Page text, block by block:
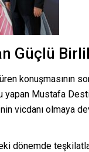
Güçlü
konuşmasının
yapan Mustafa
vicdanı olmaya
dönemde